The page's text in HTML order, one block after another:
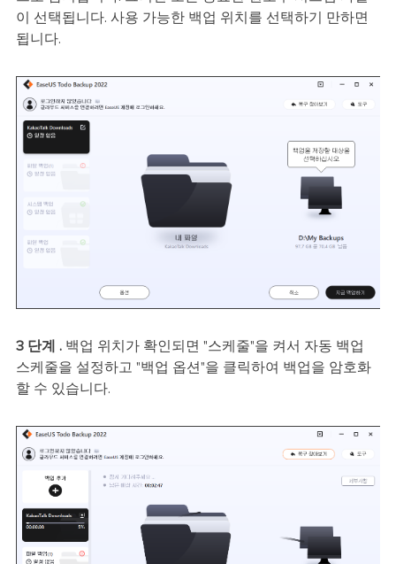
이 선택됩니다. 사용 가능한 백업 위치를 선택하기 만하면
됩니다.
3 단계 . 백업 위치가 확인되면 "스케줄"을 켜서 자동 백업
스케줄을 설정하고 "백업 옵션"을 클릭하여 백업을 암호화
할 수 있습니다.